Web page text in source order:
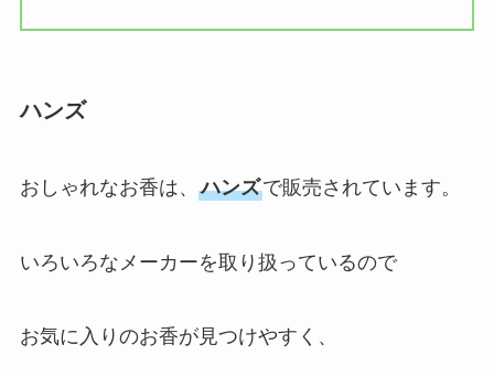
ハンズ
おしゃれなお香は、 ハンズで販売されています。
いろいろなメーカーを取り扱っているので
お気に入りのお香が見つけやすく、